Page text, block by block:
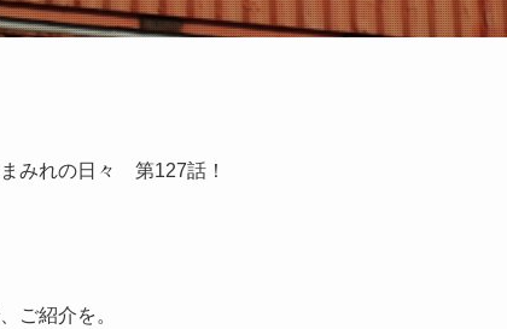
みれの日々 第127話！
ご紹介を。